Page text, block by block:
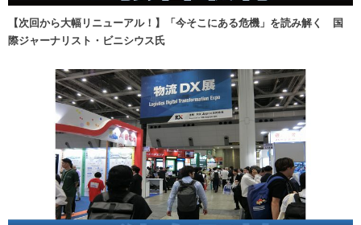
【次回から大幅リニューアル！】「今そこにある危機」を読み解く 国
際ジャーナリスト・ビニシウス氏